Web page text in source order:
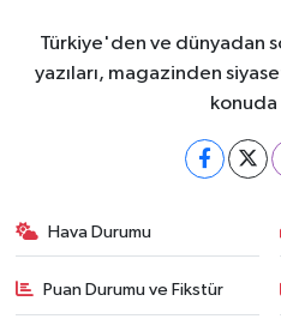
Türkiye'den ve dünyadan
yazıları, magazinden
konuda
Hava Durumu
Puan Durumu ve Fikstür